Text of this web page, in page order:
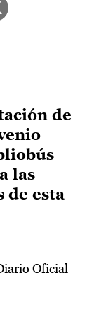
de
las
de esta
Oficial